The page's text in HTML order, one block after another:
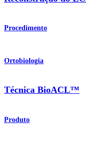
Procedimento
Ortobiologia
Técnica BioACL™
Produto